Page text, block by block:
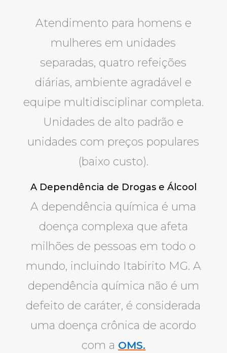
Atendimento para homens e
mulheres em unidades
separadas, quatro refeições
diárias, ambiente agradável e
equipe multidisciplinar completa.
Unidades de alto padrão e
unidades com preços populares
(baixo custo).
A Dependência de Drogas e Álcool
A dependência química é uma
doença complexa que afeta
milhões de pessoas em todo o
mundo, incluindo Itabirito MG. A
dependência química não é um
defeito de caráter, é considerada
uma doença crônica de acordo
com a OMS.